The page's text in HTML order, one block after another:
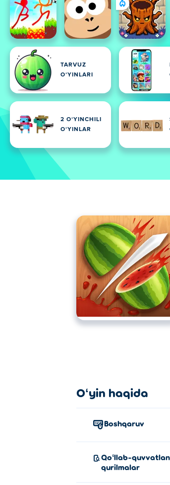
TARVUZ
OʻYINLARI
2 OʻYINCHILI
OʻYINLAR
Bu yerda siz Fruit Ninja
Oʻyin haqida
Boshqaruv
Qoʻllab-quvvatlanadigan
qurilmalar